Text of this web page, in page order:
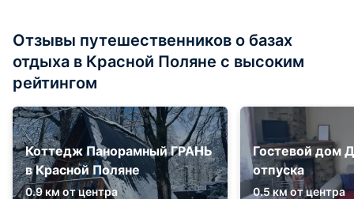
Отзывы путешественников о базах
отдыха в Красной Поляне с высоким
рейтингом
Коттедж Панорамный ГРАНЬ
в Красной Поляне
0.9 км от центра
Гостевой дом
отпуска
0.5 км от центра